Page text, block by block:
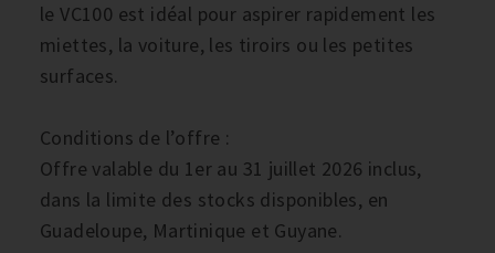
le VC100 est idéal pour aspirer rapidement les
miettes, la voiture, les tiroirs ou les petites
surfaces.
Conditions de l’offre :
Offre valable du 1er au 31 juillet 2026 inclus,
dans la limite des stocks disponibles, en
Guadeloupe, Martinique et Guyane.